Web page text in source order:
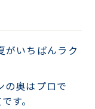
がいちばんラク
の奥はプロで
す。